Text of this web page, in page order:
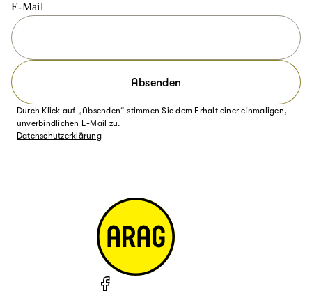
E-Mail
Absenden
Durch Klick auf „Absenden“ stimmen Sie dem Erhalt einer einmaligen,
unverbindlichen E-Mail zu.
Datenschutzerklärung